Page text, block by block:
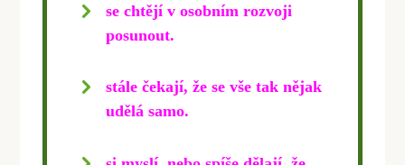
se chtějí v osobním rozvoji
posunout.
stále čekají, že se vše tak nějak
udělá samo.